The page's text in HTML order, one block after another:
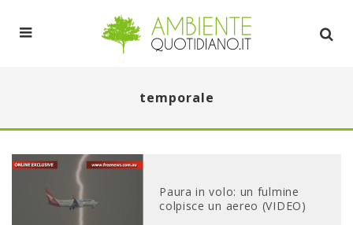
temporale
Paura in volo: un fulmine
colpisce un aereo (VIDEO)